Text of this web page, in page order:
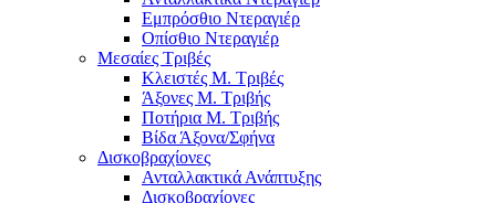
Εμπρόσθιο Ντεραγιέρ
Οπίσθιο Ντεραγιέρ
Μεσαίες Τριβές
Κλειστές Μ. Τριβές
Άξονες Μ. Τριβής
Ποτήρια Μ. Τριβής
Βίδα Άξονα/Σφήνα
Δισκοβραχίονες
Ανταλλακτικά Ανάπτυξης
Δισκοβραχίονες